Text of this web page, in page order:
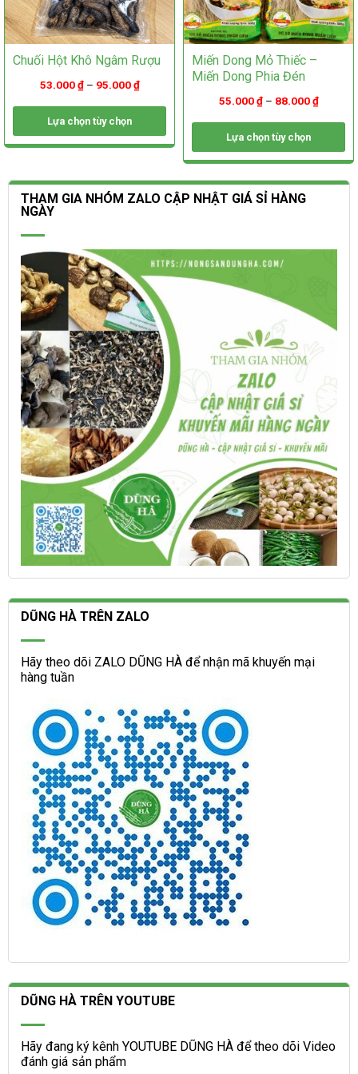
Chuối Hột Khô Ngâm Rượu
53.000₫– 95.000₫
Lựa chọn tùy chọn
Sản
có
nhiều
biến
thể.
tùy
chọn
có
thể
được
chọn
trên
trang
sản
phẩm
Miến Dong Mỏ Thiếc –
Miến Dong Phia Đén
55.000₫– 88.000₫
Lựa chọn tùy chọn
Sản
này
có
thể.
Các
tùy
được
chọn
trang
sản
phẩm
THAM GIA NHÓM ZALO CẬP NHẬT GIÁ SỈ HÀNG
NGÀY
DŨNG HÀ TRÊN ZALO
Hãy theo dõi ZALO DŨNG HÀ để nhận mã khuyến mại
hàng tuần
DŨNG HÀ TRÊN YOUTUBE
Hãy đang ký kênh YOUTUBE DŨNG HÀ để theo dõi Video
đánh giá sản phẩm